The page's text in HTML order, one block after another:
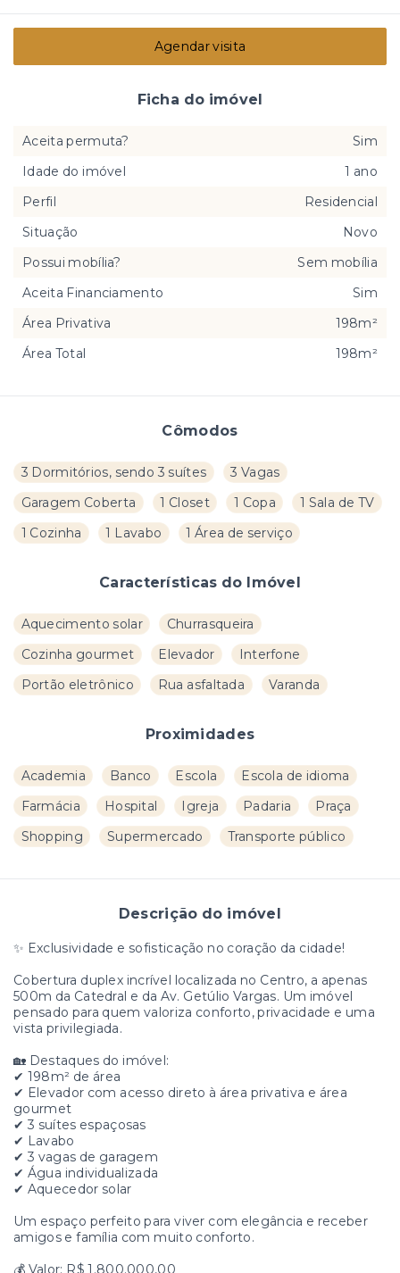
Cômodos
3 Dormitórios, sendo 3 suítes
3 Vagas
Garagem Coberta
1 Closet 1 Copa
1 Sala de TV
1 Cozinha
1 Lavabo 1 Área de serviço
Características do Imóvel
Aquecimento solar
Churrasqueira
Cozinha gourmet
Elevador
Interfone
Portão eletrônico
Rua asfaltada Varanda
Proximidades
Academia Banco Escola
Escola de idioma
Farmácia
Hospital Igreja Padaria
Praça
Shopping
Supermercado Transporte público
Descrição do imóvel
✨ Exclusividade e sofisticação no coração da cidade!
Cobertura duplex incrível localizada no Centro, a apenas
500m da Catedral e da Av. Getúlio Vargas. Um imóvel
pensado para quem valoriza conforto, privacidade e uma
vista privilegiada.
🏡 Destaques do imóvel:
✔ 198m² de área
✔ Elevador com acesso direto à área privativa e área
gourmet
✔ 3 suítes espaçosas
✔ Lavabo
✔ 3 vagas de garagem
✔ Água individualizada
✔ Aquecedor solar
Um espaço perfeito para viver com elegância e receber
amigos e família com muito conforto.
💰 Valor: R$ 1.800.000,00
Agendar visita
Ficha do imóvel
Aceita permuta?
Sim
Idade do imóvel
1 ano
Perfil
Residencial
Situação
Novo
Possui mobília?
Sem mobília
Aceita Financiamento
Sim
Área Privativa
198m²
Área Total
198m²